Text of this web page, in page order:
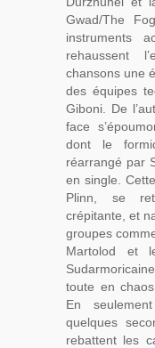
Gwad/The
instruments
rehaussent
chansons une
des équipes
Giboni. De
face
dont le
réarrangé par
en single.
Plinn, se
crépitante, et
groupes
Martolod et
toute en
En
quelques
rebattent les